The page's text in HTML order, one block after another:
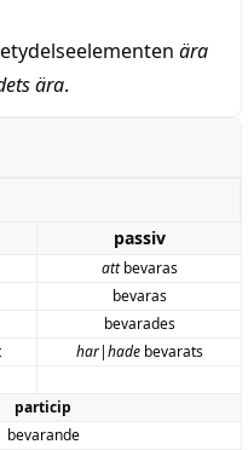
ära
ära.
passiv
attbevaras
bevaras
bevarades
har|hadebevarats
particip
bevarande